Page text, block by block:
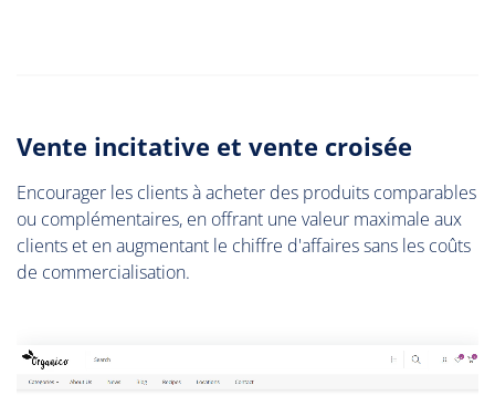
Vente incitative et vente croisée
Encourager les clients à acheter des produits comparables
ou complémentaires, en offrant une valeur maximale aux
clients et en augmentant le chiffre d'affaires sans les coûts
de commercialisation.